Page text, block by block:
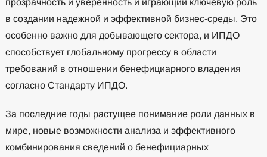
прозрачность и уверенность и играющий ключевую роль
в создании надежной и эффективной бизнес-среды. Это
особенно важно для добывающего сектора, и ИПДО
способствует глобальному прогрессу в области
требований в отношении бенефициарного владения
согласно Стандарту ИПДО.
За последние годы растущее понимание роли данных в
мире, новые возможности анализа и эффективного
комбинирования сведений о бенефициарных